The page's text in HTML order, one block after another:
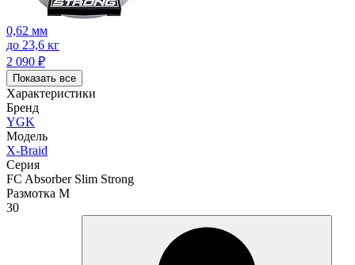
0,62 мм
до 23,6 кг
2 090 ₽
Показать все
Характеристики
Бренд
YGK
Модель
X-Braid
Серия
FC Absorber Slim Strong
Размотка М
30